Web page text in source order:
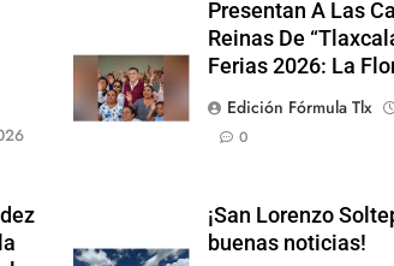
Presentan A Las
Reinas De
Ferias 2026: La
Edición Fórmula Tlx
0
¡San Lorenzo
buenas noticias!